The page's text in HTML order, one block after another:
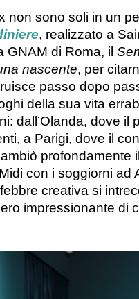
non sono soli in un
, realizzato a
GNAM di Roma, il
nascente, per
passo dopo
della sua vita
dall’Olanda, dove il
a Parigi, dove il
profondamente
con i soggiorni ad
creativa si
impressionante di